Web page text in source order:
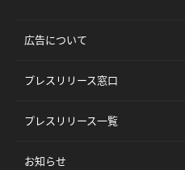
広告について
プレスリリース窓口
プレスリリース一覧
お知らせ